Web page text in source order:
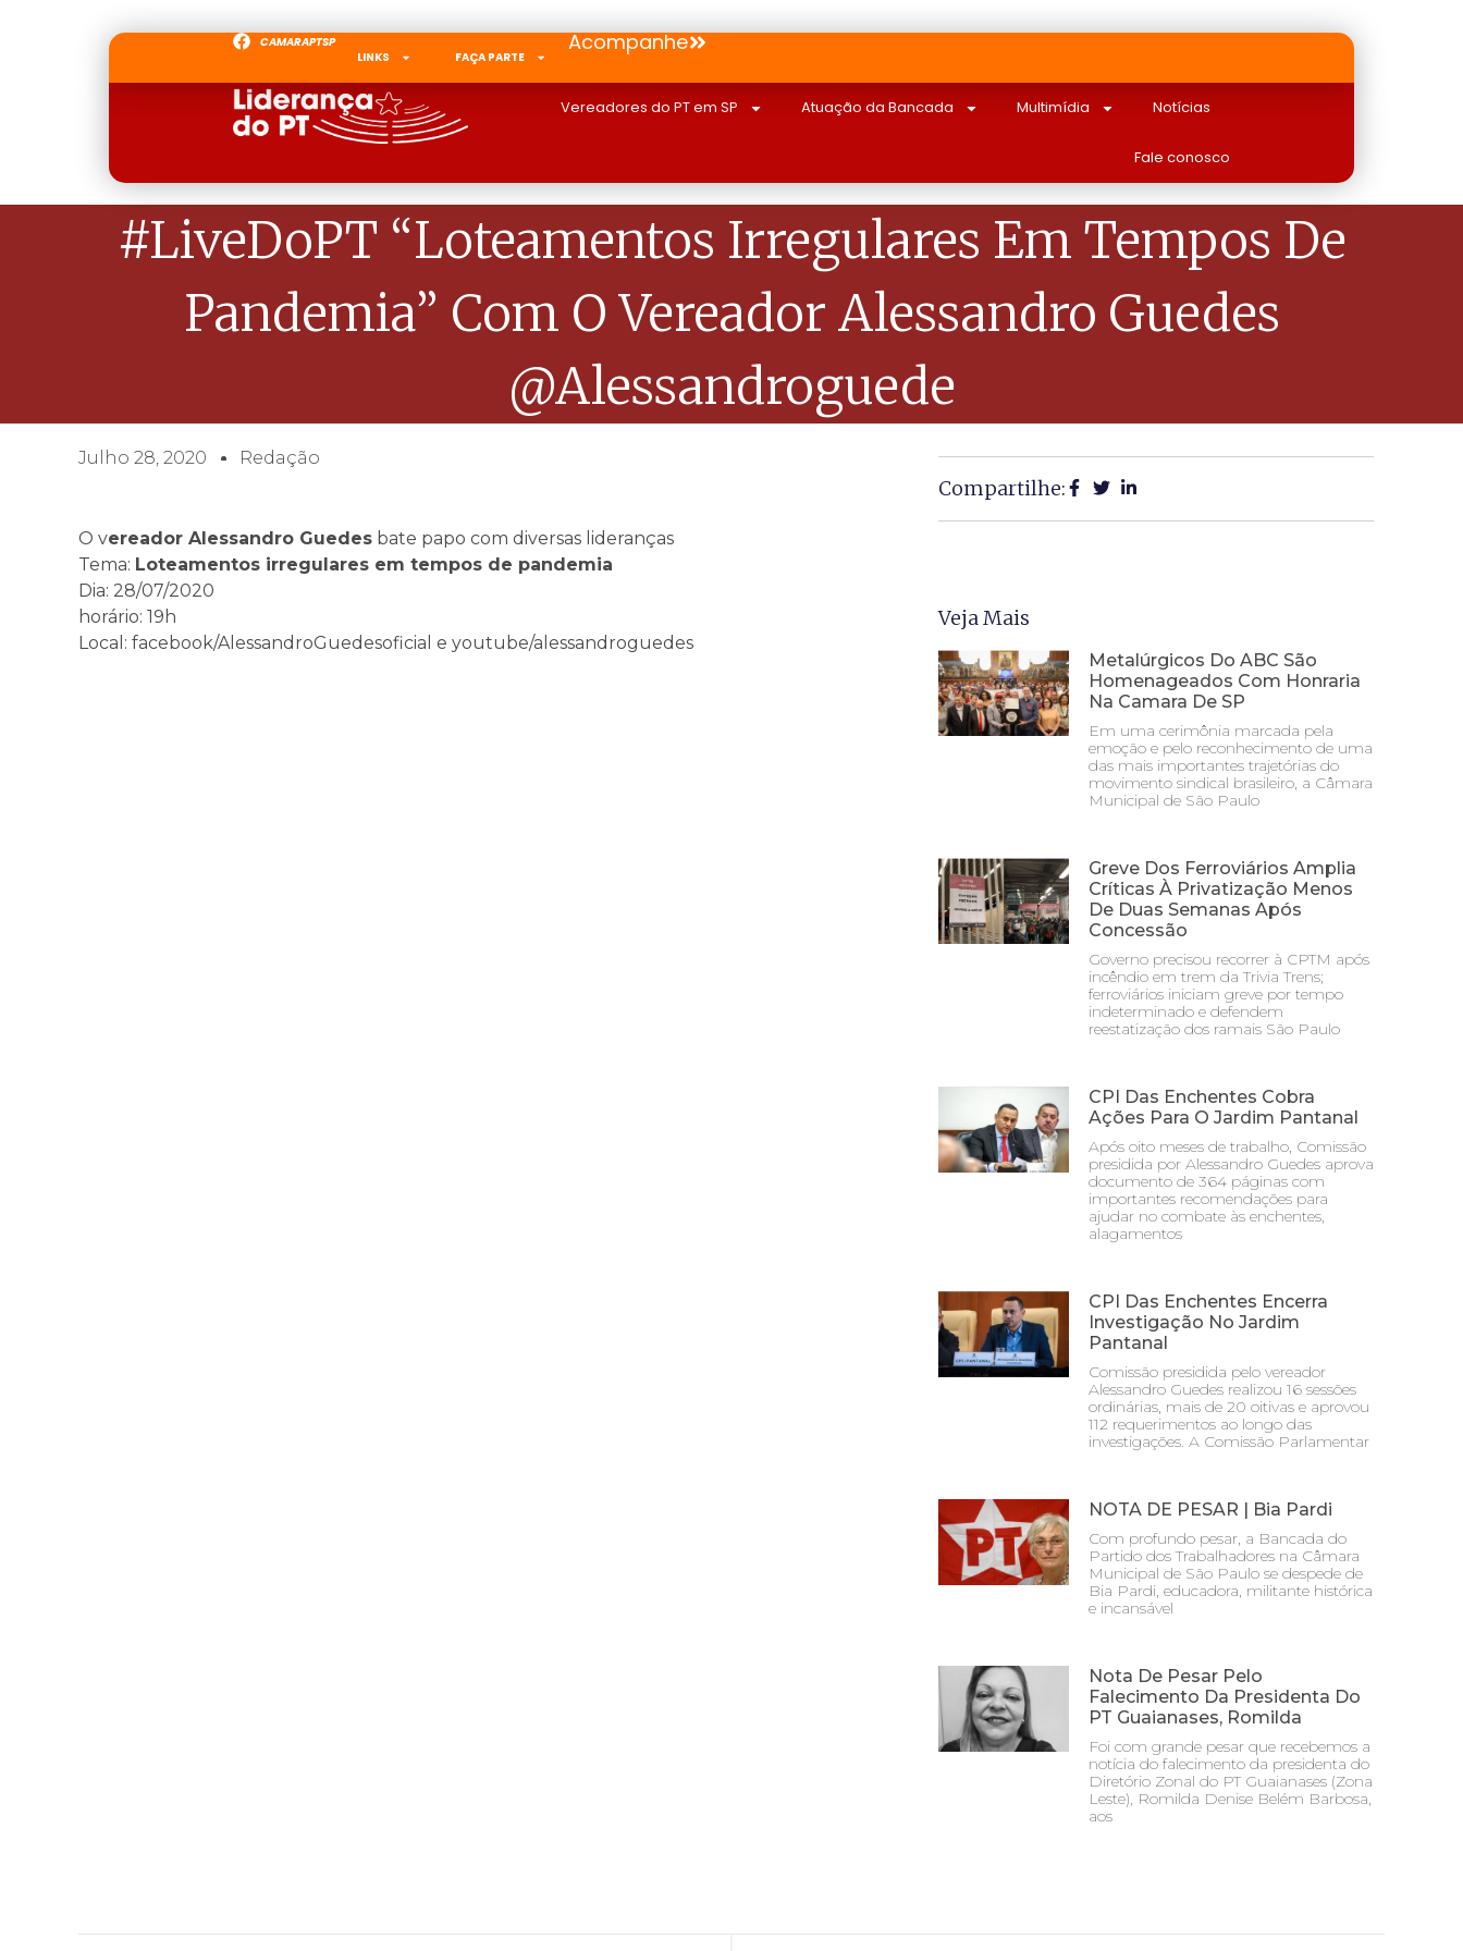
CAMARAPTSP
LINKS
FAÇA PARTE
Acompanhe
Vereadores do PT em SP Atuação da Bancada Multimídia Notícias
Fale conosco
#LiveDoPT “Loteamentos Irregulares Em Tempos De
Pandemia” Com O Vereador Alessandro Guedes
@alessandroguede
Julho 28, 2020 Redação
O vereador Alessandro Guedes bate papo com diversas lideranças
Tema: Loteamentos irregulares em tempos de pandemia
Dia: 28/07/2020
horário: 19h
Local: facebook/AlessandroGuedesoficial e youtube/alessandroguedes
Compartilhe:
Veja Mais
Metalúrgicos Do ABC São
Homenageados Com Honraria
Na Camara De SP
Em uma cerimônia marcada pela
emoção e pelo reconhecimento de uma
das mais importantes trajetórias do
movimento sindical brasileiro, a Câmara
Municipal de São Paulo
Greve Dos Ferroviários Amplia
Críticas À Privatização Menos
De Duas Semanas Após
Concessão
Governo precisou recorrer à CPTM após
incêndio em trem da Trivia Trens;
ferroviários iniciam greve por tempo
indeterminado e defendem
reestatização dos ramais São Paulo
CPI Das Enchentes Cobra
Ações Para O Jardim Pantanal
Após oito meses de trabalho, Comissão
presidida por Alessandro Guedes aprova
documento de 364 páginas com
importantes recomendações para
ajudar no combate às enchentes,
alagamentos
CPI Das Enchentes Encerra
Investigação No Jardim
Pantanal
Comissão presidida pelo vereador
Alessandro Guedes realizou 16 sessões
ordinárias, mais de 20 oitivas e aprovou
112 requerimentos ao longo das
investigações. A Comissão Parlamentar
NOTA DE PESAR | Bia Pardi
Com profundo pesar, a Bancada do
Partido dos Trabalhadores na Câmara
Municipal de São Paulo se despede de
Bia Pardi, educadora, militante histórica
e incansável
Nota De Pesar Pelo
Falecimento Da Presidenta Do
PT Guaianases, Romilda
Foi com grande pesar que recebemos a
notícia do falecimento da presidenta do
Diretório Zonal do PT Guaianases (Zona
Leste), Romilda Denise Belém Barbosa,
aos